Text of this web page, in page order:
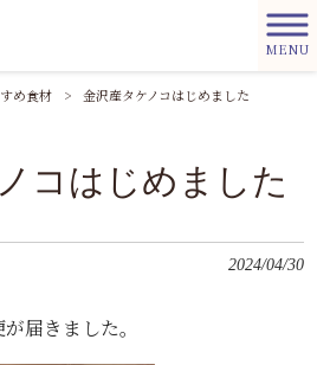
MENU
め食材 > 金沢産タケノコはじめました
コはじめました
2024/04/30
届きました。